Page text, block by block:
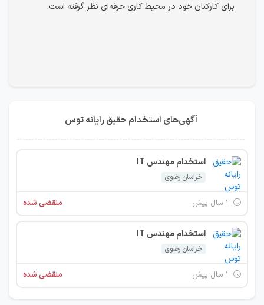
برای کارکنان خود در محیط کاری حرفه‌ای نظر گرفته است.
آگهی‌های استخدام حقیق رایانه توس
استخدام مهندس IT
خراسان رضوی
منقضی شده
استخدام مهندس IT
خراسان رضوی
منقضی شده